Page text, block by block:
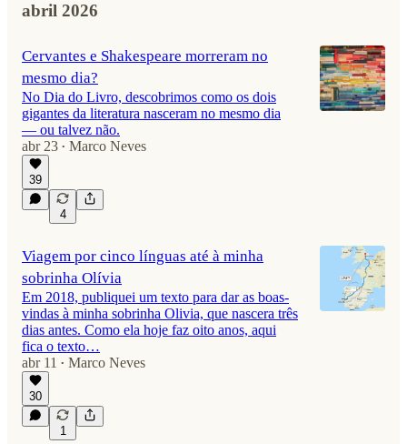
abril 2026
Cervantes e Shakespeare morreram no
mesmo dia?
No Dia do Livro, descobrimos como os dois
gigantes da literatura nasceram no mesmo dia
— ou talvez não.
abr 23 • Marco Neves
39
4
Viagem por cinco línguas até à minha
sobrinha Olívia
Em 2018, publiquei um texto para dar as boas-
vindas à minha sobrinha Olivia, que nascera três
dias antes. Como ela hoje faz oito anos, aqui
fica o texto…
abr 11
• Marco Neves
30
1